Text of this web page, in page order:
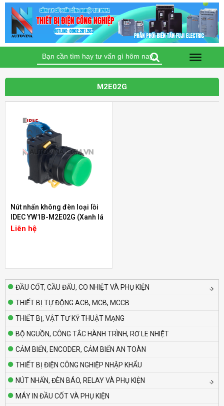
M2E02G
Nút nhấn không đèn loại lồi
IDEC YW1B-M2E02G (Xanh lá
cây) (2NC nhấn nhả)
Liên hệ
ĐẦU CỐT, CẦU ĐẤU, CO NHIỆT VÀ PHỤ KIỆN
THIẾT BỊ TỰ ĐỘNG ACB, MCB, MCCB
THIẾT BỊ, VẬT TƯ KỸ THUẬT MẠNG
BỘ NGUỒN, CÔNG TẮC HÀNH TRÌNH, RƠ LE NHIỆT
CẢM BIẾN, ENCODER, CẢM BIẾN AN TOÀN
THIẾT BỊ ĐIỆN CÔNG NGHIỆP NHẬP KHẨU
NÚT NHẤN, ĐÈN BÁO, RELAY VÀ PHỤ KIỆN
MÁY IN ĐẦU CỐT VÀ PHỤ KIỆN
Bộ điều khiển nhiệt độ Autonics TC4S-12R
Liên hệ
Bộ định thời Analog – Power Off Delay
Autonics AT8PMN
Liên hệ
Bộ định thời Analog – Power Off Delay
Liên hệ